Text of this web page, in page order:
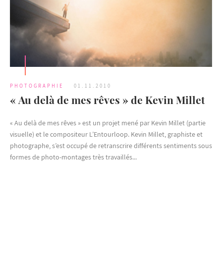
PHOTOGRAPHIE 01.11.2010
« Au delà de mes rêves » de Kevin Millet
« Au delà de mes rêves » est un projet mené par Kevin Millet (partie
visuelle) et le compositeur L’Entourloop. Kevin Millet, graphiste et
photographe, s’est occupé de retranscrire différents sentiments sous
formes de photo-montages très travaillés...